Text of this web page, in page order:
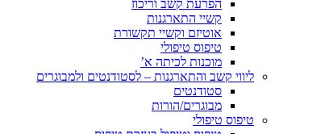
הפרעת קשב וריכוז
קשיי התארגנות
אוטיזם וקשיי תקשורת
טיפוס טיפולי
מוכנות לכיתה א’
ליווי קשב והתארגנות – לסטודנטים ולמבוגרים
סטודנטים
מבוגרים/הורות
טיפוס טיפולי